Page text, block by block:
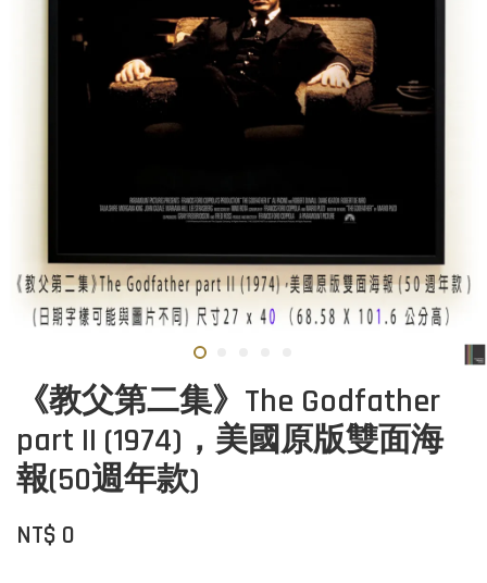
《教父第二集》The Godfather
part II (1974)，美國原版雙面海
報(50週年款)
NT$ 0